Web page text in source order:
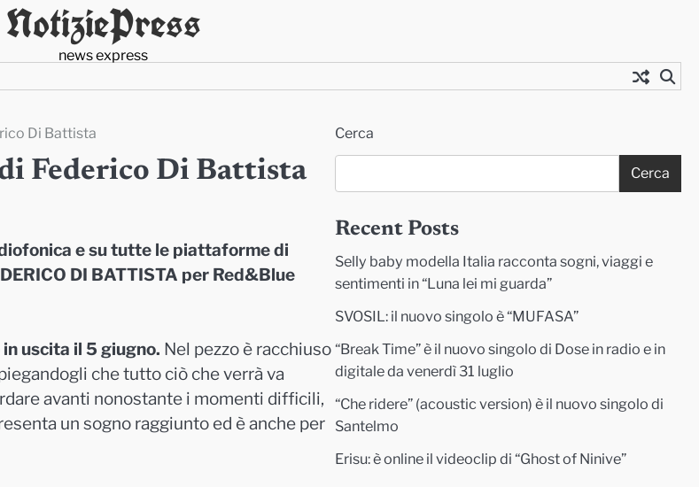
NotiziePress
news express
Di Battista
Federico Di Battista
e su tutte le piattaforme di
DI BATTISTA per Red&Blue
in uscita il 5 giugno. Nel pezzo è racchiuso
che tutto ciò che verrà va
avanti nonostante i momenti difficili,
un sogno raggiunto ed è anche per
Cerca
Cerca
Recent Posts
Selly baby modella Italia racconta sogni, viaggi e
sentimenti in “Luna lei mi guarda”
SVOSIL: il nuovo singolo è “MUFASA”
“Break Time” è il nuovo singolo di Dose in radio e in
digitale da venerdì 31 luglio
“Che ridere” (acoustic version) è il nuovo singolo di
Santelmo
Erisu: è online il videoclip di “Ghost of Ninive”